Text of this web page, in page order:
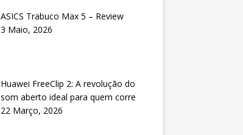
ASICS Trabuco Max 5 – Review
3 Maio, 2026
Huawei FreeClip 2: A revolução do
som aberto ideal para quem corre
22 Março, 2026